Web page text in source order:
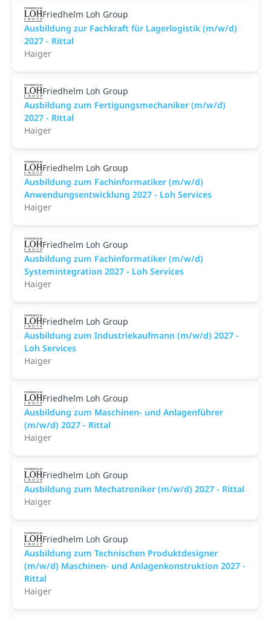
Friedhelm Loh Group
Ausbildung zur Fachkraft für Lagerlogistik (m/w/d)
2027 - Rittal
Haiger
Friedhelm Loh Group
Ausbildung zum Fertigungsmechaniker (m/w/d)
2027 - Rittal
Haiger
Friedhelm Loh Group
Ausbildung zum Fachinformatiker (m/w/d)
Anwendungsentwicklung 2027 - Loh Services
Haiger
Friedhelm Loh Group
Ausbildung zum Fachinformatiker (m/w/d)
Systemintegration 2027 - Loh Services
Haiger
Friedhelm Loh Group
Ausbildung zum Industriekaufmann (m/w/d) 2027 -
Loh Services
Haiger
Friedhelm Loh Group
Ausbildung zum Maschinen- und Anlagenführer
(m/w/d) 2027 - Rittal
Haiger
Friedhelm Loh Group
Ausbildung zum Mechatroniker (m/w/d) 2027 - Rittal
Haiger
Friedhelm Loh Group
Ausbildung zum Technischen Produktdesigner
(m/w/d) Maschinen- und Anlagenkonstruktion 2027 -
Rittal
Haiger